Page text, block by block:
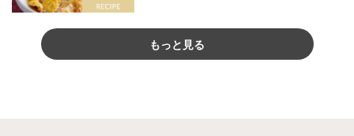
もっと見る